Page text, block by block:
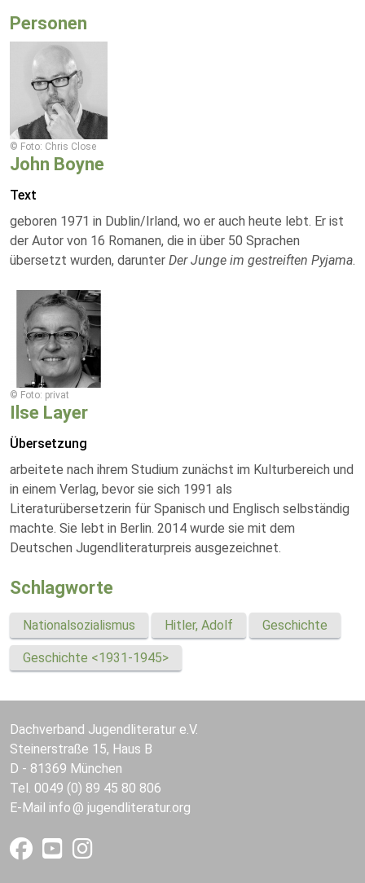
Personen
© Foto: Chris Close
John Boyne
Text
geboren 1971 in Dublin/Irland, wo er auch heute lebt. Er ist
der Autor von 16 Romanen, die in über 50 Sprachen
übersetzt wurden, darunter Der Junge im gestreiften Pyjama.
© Foto: privat
Ilse Layer
Übersetzung
arbeitete nach ihrem Studium zunächst im Kulturbereich und
in einem Verlag, bevor sie sich 1991 als
Literaturübersetzerin für Spanisch und Englisch selbständig
machte. Sie lebt in Berlin. 2014 wurde sie mit dem
Deutschen Jugendliteraturpreis ausgezeichnet.
Schlagworte
Nationalsozialismus Hitler, Adolf Geschichte
Geschichte <1931-1945>
Dachverband Jugendliteratur e.V.
Steinerstraße 15, Haus B
D - 81369 München
Tel. 0049 (0) 89 45 80 806
E-Mail info jugendliteratur.org